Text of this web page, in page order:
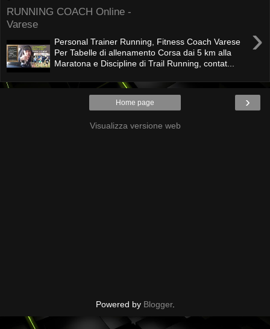
RUNNING COACH Online -
Varese
›
Personal Trainer Running, Fitness Coach Varese
Per Tabelle di allenamento Corsa dai 5 km alla
Maratona e Discipline di Trail Running, contat...
›
Home page
Visualizza versione web
Powered by Blogger.